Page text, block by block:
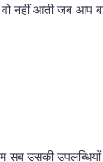
वो नहीं आती जब
सब उसकी